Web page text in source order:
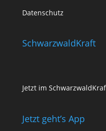
Datenschutz
SchwarzwaldKraft
Jetzt im
Jetzt geht’s App